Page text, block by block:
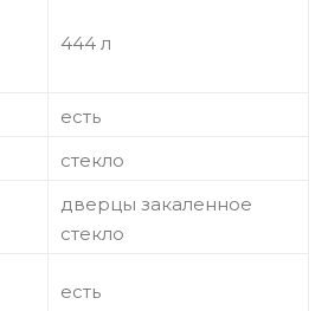
444 л
есть
стекло
дверцы закаленное
стекло
есть